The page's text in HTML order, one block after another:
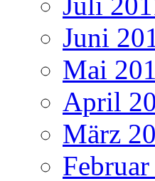
Juni
Mai
April
März